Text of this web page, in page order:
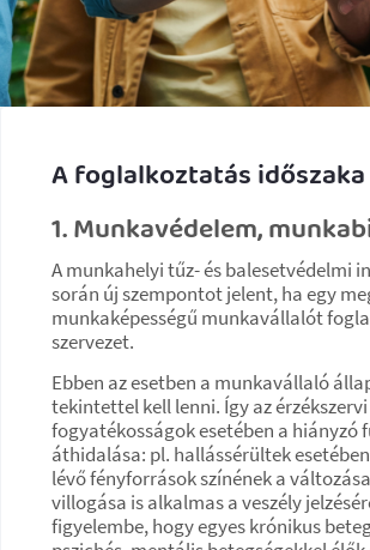
A foglalkoztatás időszaka
1. Munkavédelem,
A munkahelyi tűz- és balesetvédelmi
során új szempontot jelent, ha egy
munkaképességű munkavállalót
szervezet.
Ebben az esetben a munkavállaló
tekintettel kell lenni. Így az érzékszervi
fogyatékosságok esetében a hiányzó
áthidalása: pl. hallássérültek
lévő fényforrások színének a
villogása is alkalmas a veszély
figyelembe, hogy egyes krónikus